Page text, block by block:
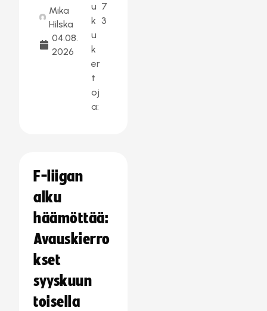
Mika
Hilska
04.08.
2026
u
k
u
k
er
t
oj
a:
7
3
F-liigan
alku
häämöttää:
Avauskierro
kset
syyskuun
toisella